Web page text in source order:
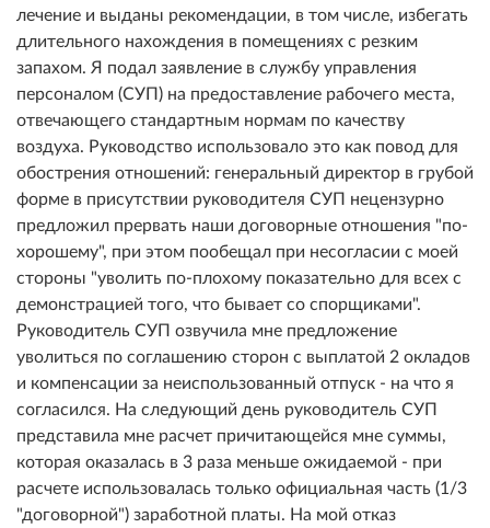
лечение и выданы рекомендации, в том числе, избегать
длительного нахождения в помещениях с резким
запахом. Я подал заявление в службу управления
персоналом (СУП) на предоставление рабочего места,
отвечающего стандартным нормам по качеству
воздуха. Руководство использовало это как повод для
обострения отношений: генеральный директор в грубой
форме в присутствии руководителя СУП нецензурно
предложил прервать наши договорные отношения "по-
хорошему", при этом пообещал при несогласии с моей
стороны "уволить по-плохому показательно для всех с
демонстрацией того, что бывает со спорщиками".
Руководитель СУП озвучила мне предложение
уволиться по соглашению сторон с выплатой 2 окладов
и компенсации за неиспользованный отпуск - на что я
согласился. На следующий день руководитель СУП
представила мне расчет причитающейся мне суммы,
которая оказалась в 3 раза меньше ожидаемой - при
расчете использовалась только официальная часть (1/3
"договорной") заработной платы. На мой отказ